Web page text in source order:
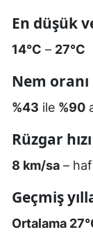
En düşük
14°C – 27°C
Nem
%43 ile %90
Rüzgar
8 km/sa –
Geçmiş
Ortalama